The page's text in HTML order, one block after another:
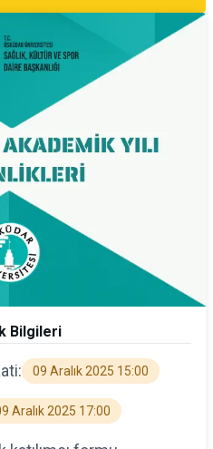
Bilgileri
09 Aralık 2025 15:00
Aralık 2025 17:00